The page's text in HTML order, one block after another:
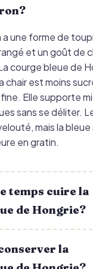
une forme de
et un goût de
courge bleue de
chair est moins
Elle supporte
sans se déliter.
mais la bleue
en gratin.
temps cuire la
de Hongrie?
la